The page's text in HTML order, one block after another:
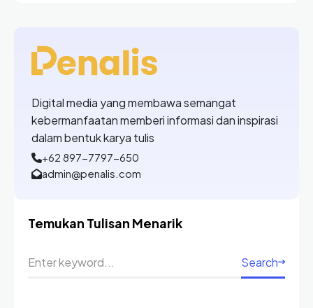
Digital media yang membawa semangat
kebermanfaatan memberi informasi dan inspirasi
dalam bentuk karya tulis
+62 897-7797-650
admin@penalis.com
Temukan Tulisan Menarik
Search